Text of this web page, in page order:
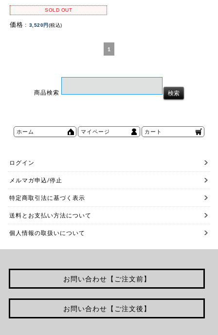
SOLD OUT
価格 : 3,520円(税込)
1
商品検索
ホーム マイページ カート
ログイン
メルマガ申込/停止
特定商取引法に基づく表示
送料とお支払い方法について
個人情報の取扱いについて
お問い合わせ【ご注文前】
お問い合わせ【ご注文後】